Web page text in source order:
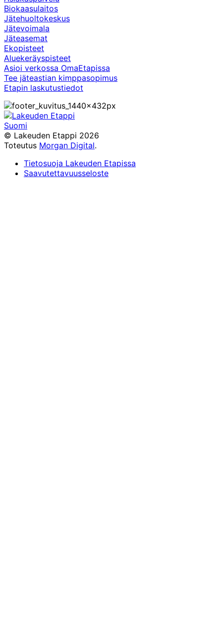
Biokaasulaitos
Jätehuoltokeskus
Jätevoimala
Jäteasemat
Ekopisteet
Aluekeräyspisteet
Asioi verkossa OmaEtapissa
Tee jäteastian kimppasopimus
Etapin laskutustiedot
Suomi
Facebook
Instagram
TikTok
X
YouTube
© Lakeuden Etappi 2026
Toteutus Morgan Digital.
Tietosuoja Lakeuden Etapissa
Saavutettavuusseloste